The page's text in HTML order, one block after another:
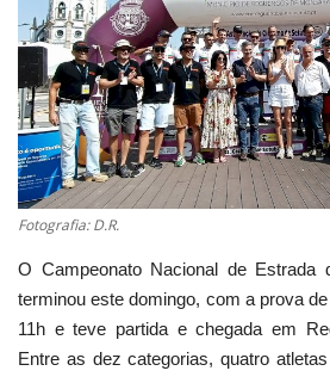
Estatuto Editorial
Saúde
Ficha técnica
Cultura
Lazer
Ambiente
Fotografia: D.R.
O Campeonato Nacional de Estrada
terminou este domingo, com a prova
11h e teve partida e chegada em
Entre as dez categorias, quatro